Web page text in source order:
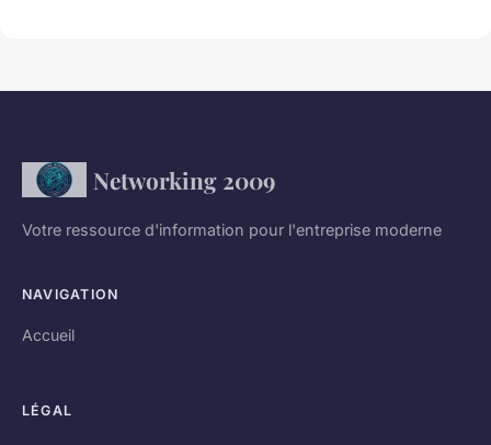
Networking 2009
Votre ressource d'information pour l'entreprise moderne
NAVIGATION
Accueil
LÉGAL